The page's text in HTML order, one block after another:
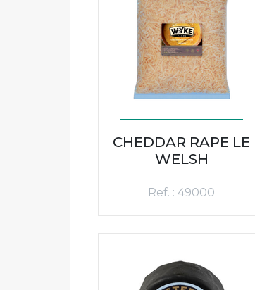
CHEDDAR RAPE LE
WELSH
Ref. : 49000